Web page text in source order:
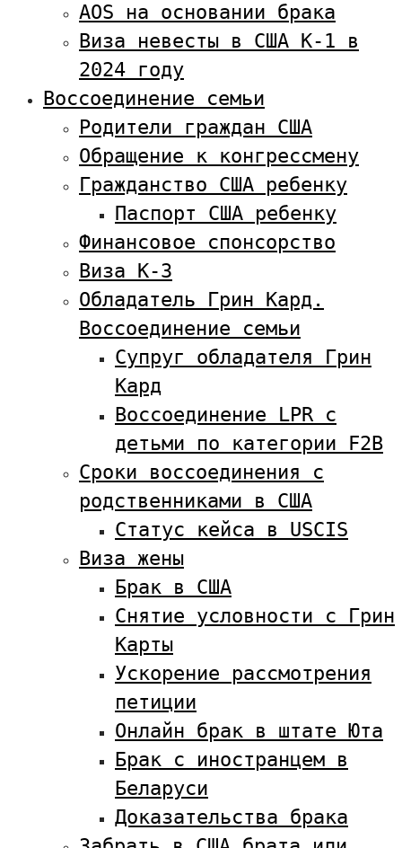
AOS на основании брака
Виза невесты в США К-1 в
2024 году
Воссоединение семьи
Родители граждан США
Обращение к конгрессмену
Гражданство США ребенку
Паспорт США ребенку
Финансовое спонсорство
Виза К-3
Обладатель Грин Кард.
Воссоединение семьи
Супруг обладателя Грин
Кард
Воссоединение LPR с
детьми по категории F2B
Сроки воссоединения с
родственниками в США
Статус кейса в USCIS
Виза жены
Брак в США
Снятие условности с Грин
Карты
Ускорение рассмотрения
петиции
Онлайн брак в штате Юта
Брак с иностранцем в
Беларуси
Доказательства брака